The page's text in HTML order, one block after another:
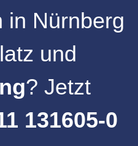
in Nürnberg
und
? Jetzt
131605-0